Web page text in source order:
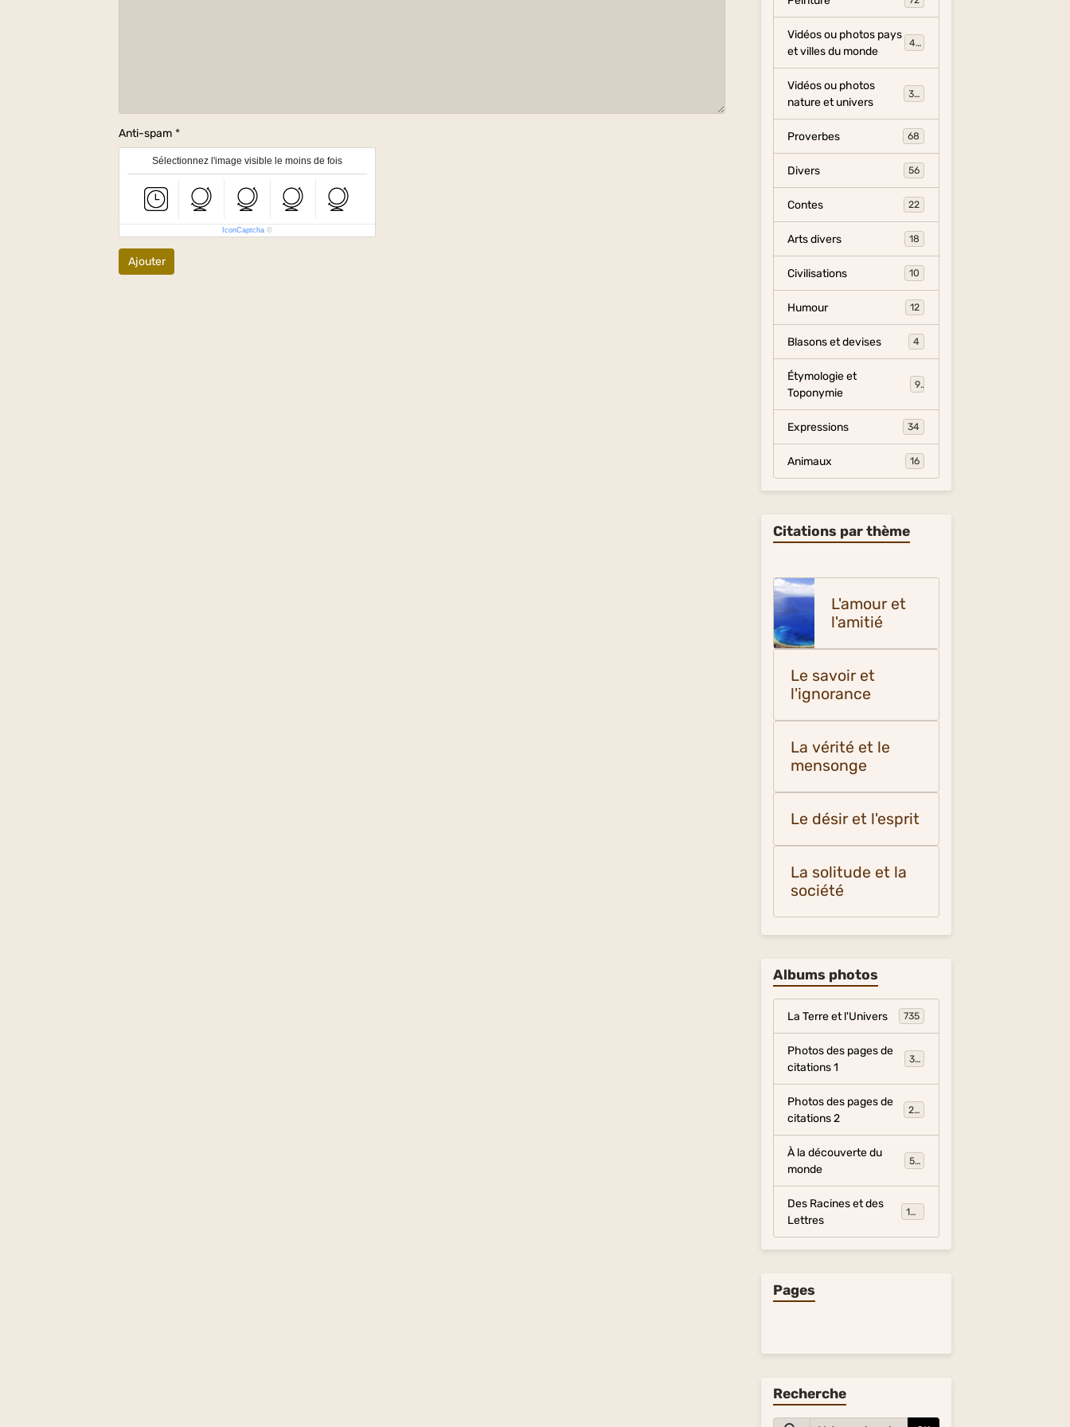
Anti-spam
Sélectionnez l'image visible le moins de fois
IconCaptcha ©
Ajouter
Vidéos ou photos pays
et villes du monde
454
Vidéos ou photos
nature et univers
325
Proverbes 68
Divers 56
Contes 22
Arts divers 18
Civilisations 10
Humour 12
Blasons et devises 4
Étymologie et
Toponymie
9
Expressions 34
Animaux 16
Citations par thème
L'amour et
l'amitié
Le savoir et
l'ignorance
La vérité et le
mensonge
Le désir et l'esprit
La solitude et la
société
Albums photos
La Terre et l'Univers 735
Photos des pages de
citations 1
317
Photos des pages de
citations 2
281
À la découverte du
monde
54
Des Racines et des
Lettres
134
Pages
Recherche